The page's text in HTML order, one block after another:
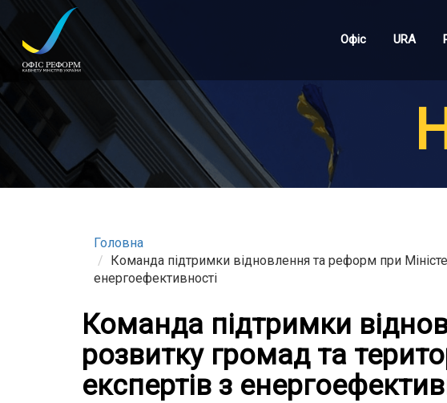
до
основного
матеріалу
Офіс URA
Головна
Команда підтримки відновлення та реформ при
енергоефективності
Команда підтримки
розвитку громад та
експертів з